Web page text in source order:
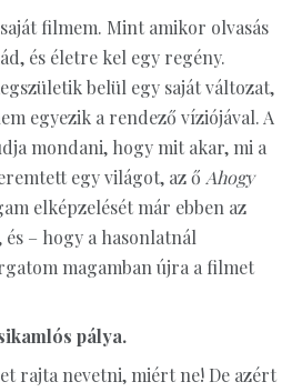
filmem. Mint amikor olvasás
és életre kel egy regény.
belül egy saját változat,
egyezik a rendező víziójával. A
mondani, hogy mit akar, mi a
egy világot, az ő Ahogy
elképzelését már ebben az
– hogy a hasonlatnál
magamban újra a filmet
pálya.
rajta nevetni, miért ne! De azért